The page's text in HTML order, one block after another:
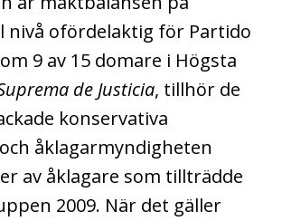
nivå ofördelaktig för Partido
9 av 15 domare i Högsta
de Justicia, tillhör de
konservativa
åklagarmyndigheten
av åklagare som tillträdde
2009. När det gäller